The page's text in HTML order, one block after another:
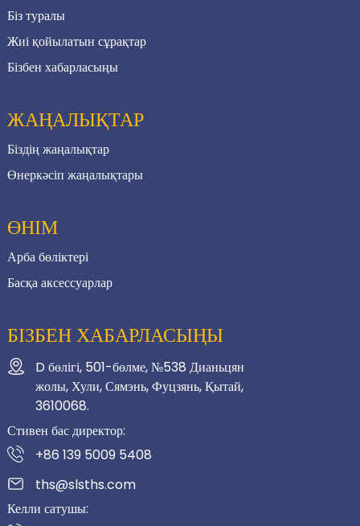
Біз туралы
Жиі қойылатын сұрақтар
Бізбен хабарласыңы
ЖАҢАЛЫҚТАР
Біздің жаңалықтар
Өнеркәсіп жаңалықтары
ӨНІМ
Арба бөліктері
Басқа аксессуарлар
БІЗБЕН ХАБАРЛАСЫҢЫ
D бөлігі, 501-бөлме, №538 Дианьцян
жолы, Хули, Сямэнь, Фуцзянь, Қытай,
3610068.
Стивен бас директор:
+86 139 5009 5408
ths@slsths.com
Келли сатушы: